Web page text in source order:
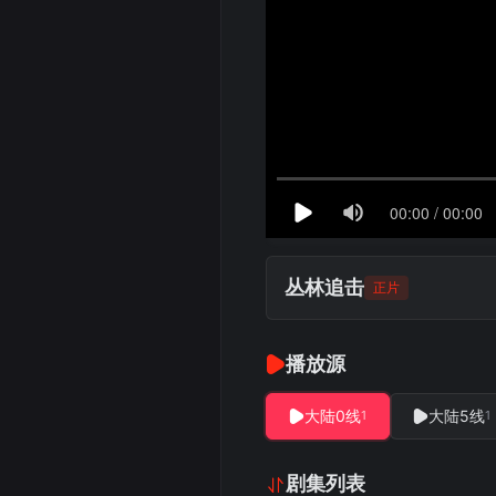
丛林追击 正片
播放源
大陆0线1 大陆5线1
剧集列表